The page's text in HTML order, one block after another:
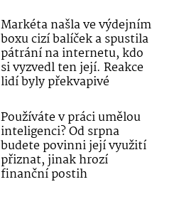
Markéta našla ve výdejním
boxu cizí balíček a spustila
pátrání na internetu, kdo
si vyzvedl ten její. Reakce
lidí byly překvapivé
Používáte v práci umělou
inteligenci? Od srpna
budete povinni její využití
přiznat, jinak hrozí
finanční postih